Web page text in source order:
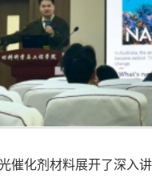
催化剂材料展开了深入